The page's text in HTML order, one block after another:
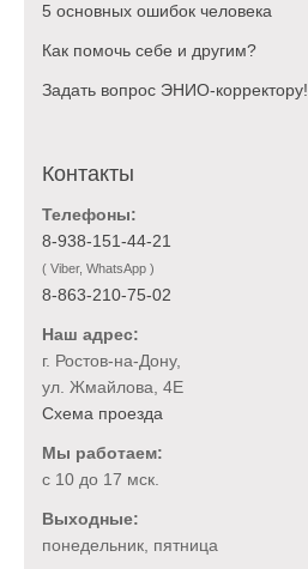
5 основных ошибок человека
Как помочь себе и другим?
Задать вопрос ЭНИО-корректору!
Контакты
Телефоны:
8-938-151-44-21
( Viber, WhatsApp )
8-863-210-75-02
Наш адрес:
г. Ростов-на-Дону,
ул. Жмайлова, 4Е
Схема проезда
Мы работаем:
с 10 до 17 мск.
Выходные:
понедельник, пятница